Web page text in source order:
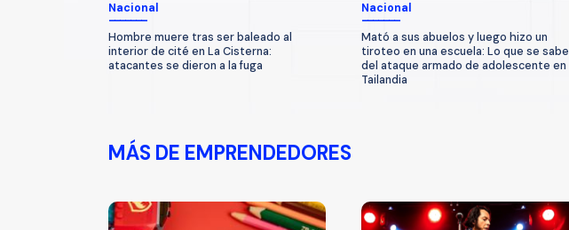
Nacional
Hombre muere tras ser baleado al
interior de cité en La Cisterna:
atacantes se dieron a la fuga
Nacional
Mató a sus abuelos y luego hizo un
tiroteo en una escuela: Lo que se sabe
del ataque armado de adolescente en
Tailandia
MÁS DE EMPRENDEDORES